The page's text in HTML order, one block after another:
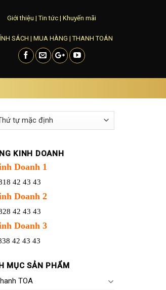
Giới thiệu |Tin tức | Khuyến mãi
SÁCH | MUA HÀNG |THANH TOÁN
KINH DOANH
Doanh 1
42 43 43
Doanh 2
42 43 43
Doanh 3
42 43 43
MỤC SẢN PHẨM
TOA